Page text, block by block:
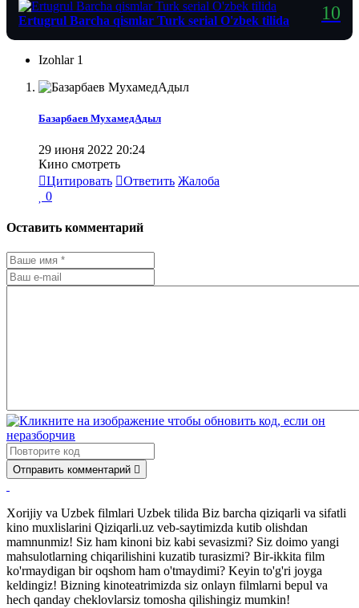
Ertugrul Barcha qismlar Turk serial O'zbek tilida
Izohlar 1
Базарбаев МухамедАдыл
29 июня 2022 20:24
Кино смотреть
Цитировать
Ответить Жалоба
0
Оставить комментарий
Отправить комментарий
Xorijiy va Uzbek filmlari Uzbek tilida Biz barcha qiziqarli va sifatli
kino muxlislarini Qiziqarli.uz veb-saytimizda kutib olishdan
mamnunmiz! Siz ham kinoni biz kabi sevasizmi? Siz doimo yangi
mahsulotlarning chiqarilishini kuzatib turasizmi? Bir-ikkita film
ko'rmaydigan bir oqshom ham o'tmaydimi? Keyin to'g'ri joyga
keldingiz! Bizning kinoteatrimizda siz onlayn filmlarni bepul va
hech qanday cheklovlarsiz tomosha qilishingiz mumkin!